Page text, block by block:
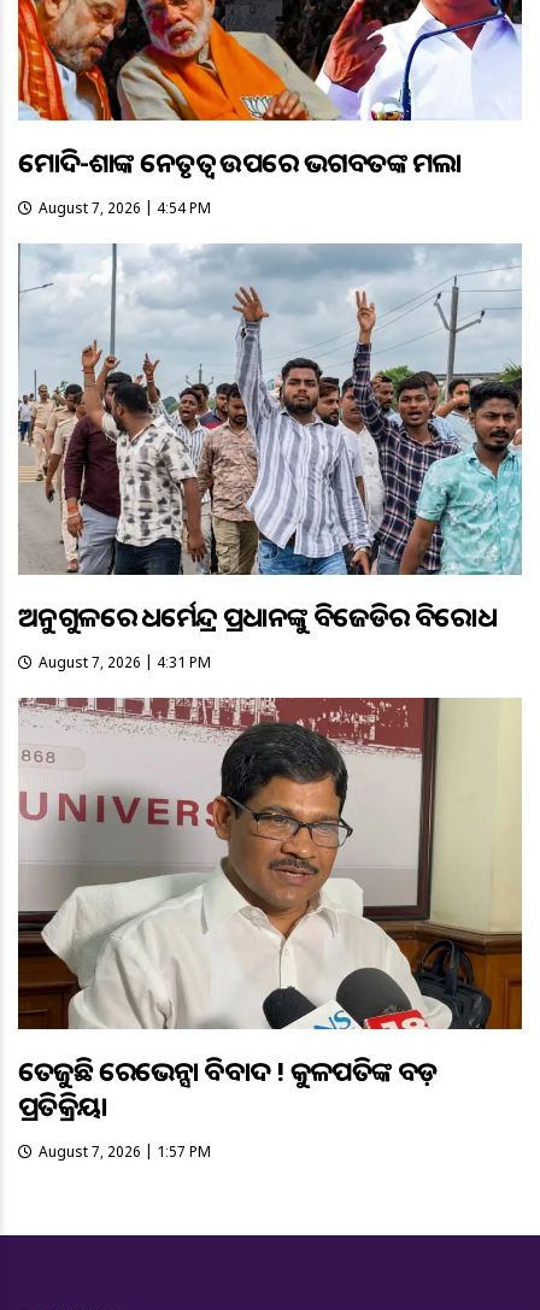
ମୋଦି-ଶାହଙ୍କ ନେତୃତ୍ୱ ଉପରେ ଭଗବତଙ୍କ ହମଲା
August 7, 2026 | 4:54 PM
ଅନୁଗୁଳରେ ଧର୍ମେନ୍ଦ୍ର ପ୍ରଧାନଙ୍କୁ ବିଜେଡିର ବିରୋଧ
August 7, 2026 | 4:31 PM
ତେଜୁଛି ରେଭେନ୍ସା ବିବାଦ ! କୁଳପତିଙ୍କ ବଡ଼
ପ୍ରତିକ୍ରିୟା
August 7, 2026 | 1:57 PM